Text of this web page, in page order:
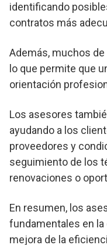
identificando
contratos más
Además, muchos
lo que permite que
orientación
Los asesores
ayudando a los
proveedores y
seguimiento de los
renovaciones o
En resumen, los
fundamentales en
mejora de la